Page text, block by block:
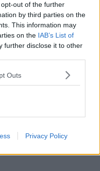
out of the further
by third parties on the
This information may
on the IAB’s List of
further disclose it to other
Outs
Privacy Policy